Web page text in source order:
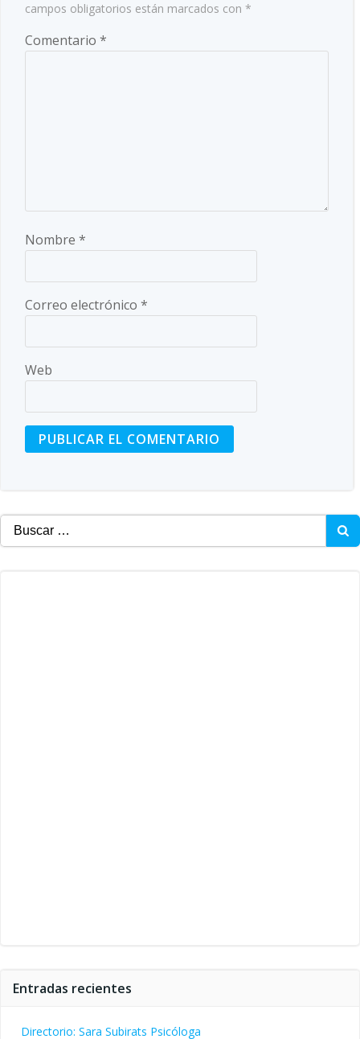
campos obligatorios están marcados con *
Comentario *
Nombre *
Correo electrónico *
Web
Buscar:
Entradas recientes
Directorio: Sara Subirats Psicóloga